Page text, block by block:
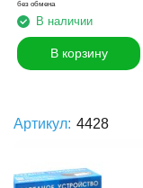
без обмена
В наличии
В корзину
Артикул: 4428